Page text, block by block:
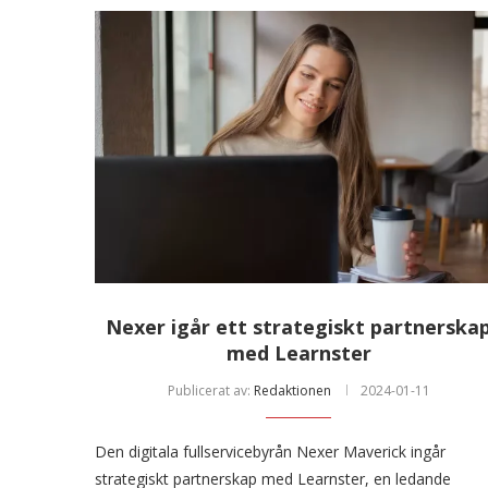
Nexer igår ett strategiskt
med Learnster
Publicerat av: Redaktionen 2024-01-11
Den digitala fullservicebyrån Nexer Maverick ingår
strategiskt partnerskap med Learnster, en ledande